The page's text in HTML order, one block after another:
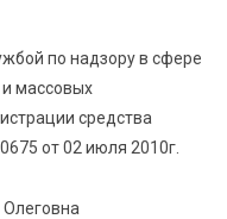
объединились
дорожной
по надзору в сфере
массовых
средства
от 02 июля 2010г.